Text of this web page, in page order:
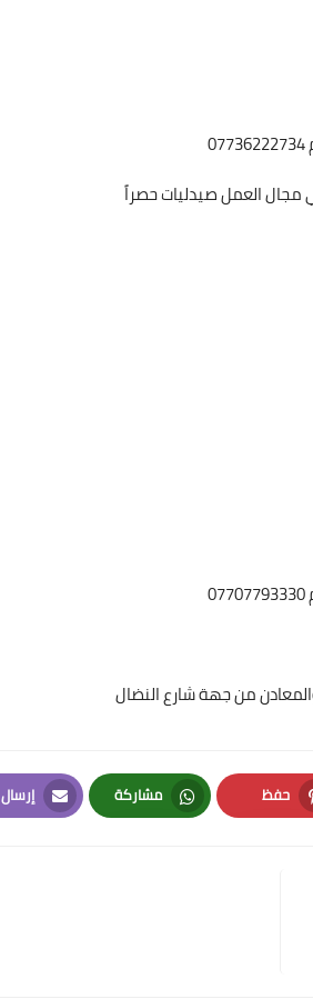
مجال العمل صيدليات حصراً
من جهة شارع النضال
حفظ
Pinterest
مشاركة
Whatsapp
إرسال
Email